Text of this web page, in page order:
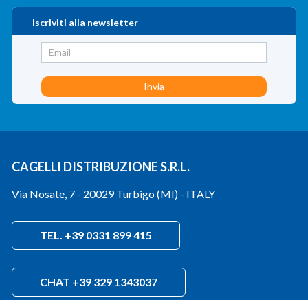
Iscriviti alla newsletter
CAGELLI DISTRIBUZIONE S.R.L.
Via Nosate, 7 - 20029 Turbigo (MI) - ITALY
TEL. +39 0331 899 415
CHAT +39 329 1343037